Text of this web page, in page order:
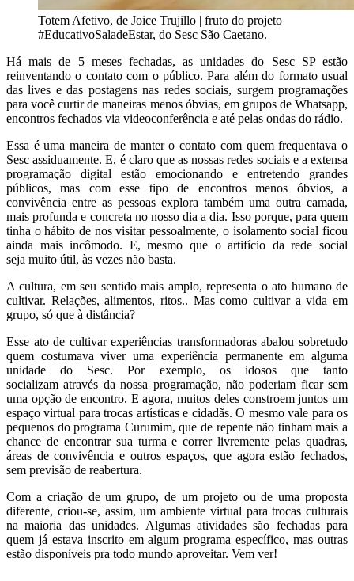
Totem Afetivo, de Joice Trujillo | fruto do projeto
#EducativoSaladeEstar, do Sesc São Caetano.
Há mais de 5 meses fechadas, as unidades do Sesc SP estão
reinventando o contato com o público. Para além do formato usual
das lives e das postagens nas redes sociais, surgem programações
para você curtir de maneiras menos óbvias, em grupos de Whatsapp,
encontros fechados via videoconferência e até pelas ondas do rádio.
Essa é uma maneira de manter o contato com quem frequentava o
Sesc assiduamente. E, é claro que as nossas redes sociais e a extensa
programação digital estão emocionando e entretendo grandes
públicos, mas com esse tipo de encontros menos óbvios, a
convivência entre as pessoas explora também uma outra camada,
mais profunda e concreta no nosso dia a dia. Isso porque, para quem
tinha o hábito de nos visitar pessoalmente, o isolamento social ficou
ainda mais incômodo. E, mesmo que o artifício da rede social
seja muito útil, às vezes não basta.
A cultura, em seu sentido mais amplo, representa o ato humano de
cultivar. Relações, alimentos, ritos.. Mas como cultivar a vida em
grupo, só que à distância?
Esse ato de cultivar experiências transformadoras abalou sobretudo
quem costumava viver uma experiência permanente em alguma
unidade do Sesc. Por exemplo, os idosos que tanto
socializam através da nossa programação, não poderiam ficar sem
uma opção de encontro. E agora, muitos deles constroem juntos um
espaço virtual para trocas artísticas e cidadãs. O mesmo vale para os
pequenos do programa Curumim, que de repente não tinham mais a
chance de encontrar sua turma e correr livremente pelas quadras,
áreas de convivência e outros espaços, que agora estão fechados,
sem previsão de reabertura.
Com a criação de um grupo, de um projeto ou de uma proposta
diferente, criou-se, assim, um ambiente virtual para trocas culturais
na maioria das unidades. Algumas atividades são fechadas para
quem já estava inscrito em algum programa específico, mas outras
estão disponíveis pra todo mundo aproveitar. Vem ver!